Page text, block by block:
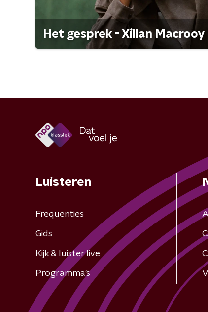
Het gesprek - Xillan Macrooy
Luisteren
Frequenties
Gids
Kijk & luister live
Programma's